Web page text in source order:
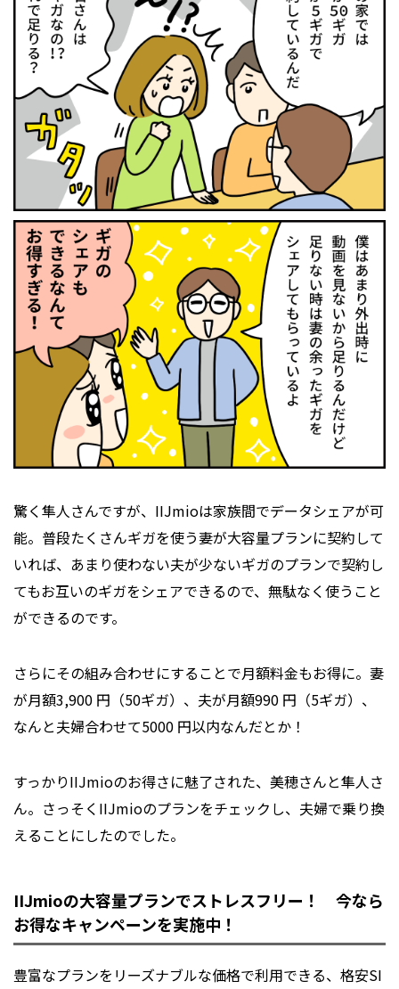
驚く隼人さんですが、IIJmioは家族間でデータシェアが可
能。普段たくさんギガを使う妻が大容量プランに契約して
いれば、あまり使わない夫が少ないギガのプランで契約し
てもお互いのギガをシェアできるので、無駄なく使うこと
ができるのです。
さらにその組み合わせにすることで月額料金もお得に。妻
が月額3,900 円（50ギガ）、夫が月額990 円（5ギガ）、
なんと夫婦合わせて5000 円以内なんだとか！
すっかりIIJmioのお得さに魅了された、美穂さんと隼人さ
ん。さっそくIIJmioのプランをチェックし、夫婦で乗り換
えることにしたのでした。
IIJmioの大容量プランでストレスフリー！ 今なら
お得なキャンペーンを実施中！
豊富なプランをリーズナブルな価格で利用できる、格安SI